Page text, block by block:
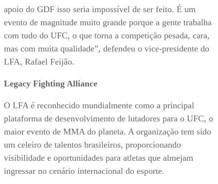
apoio do GDF isso seria impossível de ser feito. É um
evento de magnitude muito grande porque a gente trabalha
com tudo do UFC, o que torna a competição pesada, cara,
mas com muita qualidade”, defendeu o vice-presidente do
LFA, Rafael Feijão.
Legacy Fighting Alliance
O LFA é reconhecido mundialmente como a principal
plataforma de desenvolvimento de lutadores para o UFC, o
maior evento de MMA do planeta. A organização tem sido
um celeiro de talentos brasileiros, proporcionando
visibilidade e oportunidades para atletas que almejam
ingressar no cenário internacional do esporte.